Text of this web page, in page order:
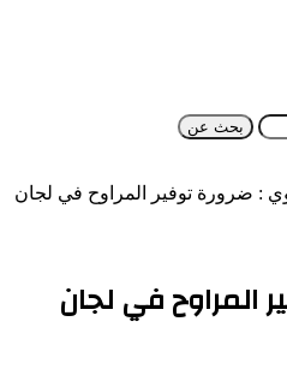
بحث عن
: ضرورة توفير المراوح في لجان
المراوح في لجان